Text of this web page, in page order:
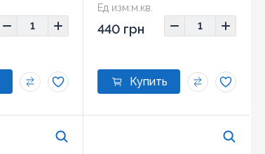
Ед изм:м.кв.
440 грн